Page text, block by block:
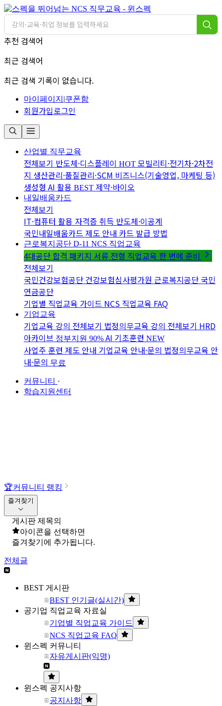
추천 검색어
최근 검색어
최근 검색 기록이 없습니다.
마이페이지 |쿠폰함
회원가입로그인
산업별 직무교육
전체보기 반도체·디스플레이 HOT 모빌리티·전기차·2차전
지 생산관리·품질관리·SCM 비즈니스(기술영업, 마케팅 등)
생성형 AI 활용 BEST 제약·바이오
내일배움카드
전체보기
IT·컴퓨터 활용 자격증 취득 반도체·이공계
국민내일배움카드 제도 안내 카드 발급 방법
근로복지공단 D-11 NCS 직업교육
4대공단 합격 패키지 서류 전형 직업교육 한 번에 준비
전체보기
국민건강보험공단 건강보험심사평가원 근로복지공단 국민
연금공단
기업별 직업교육 가이드 NCS 직업교육 FAQ
기업교육
기업교육 강의 전체보기 법정의무교육 강의 전체보기 HRD
아카이브 정부지원 90% AI 기초훈련 NEW
사업주 훈련 제도 안내 기업교육 안내·문의 법정의무교육 안
내·문의 무료
커뮤니티 ·
학습지원센터
🏆커뮤니티 랭킹
즐겨찾기
게시판 제목의
아이콘을 선택하면
즐겨찾기에 추가됩니다.
전체글
BEST 게시판
BEST 인기글(실시간)
공기업 직업교육 자료실
기업별 직업교육 가이드
NCS 직업교육 FAQ
윈스펙 커뮤니티
자유게시판(익명)
윈스펙 공지사항
공지사항